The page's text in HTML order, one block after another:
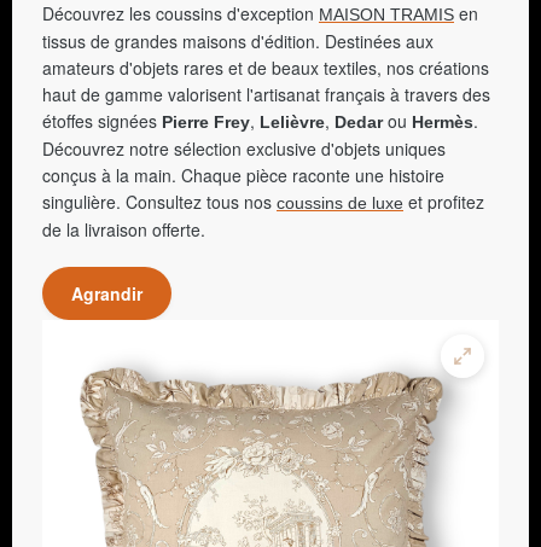
Découvrez les coussins d'exception MAISON TRAMIS en
tissus de grandes maisons d'édition. Destinées aux
amateurs d'objets rares et de beaux textiles, nos créations
haut de gamme valorisent l'artisanat français à travers des
étoffes signées Pierre Frey, Lelièvre, Dedarou Hermès.
Découvrez notre sélection exclusive d'objets uniques
conçus à la main. Chaque pièce raconte une histoire
singulière. Consultez tous nos coussins de luxe et profitez
de la livraison offerte.
Agrandir